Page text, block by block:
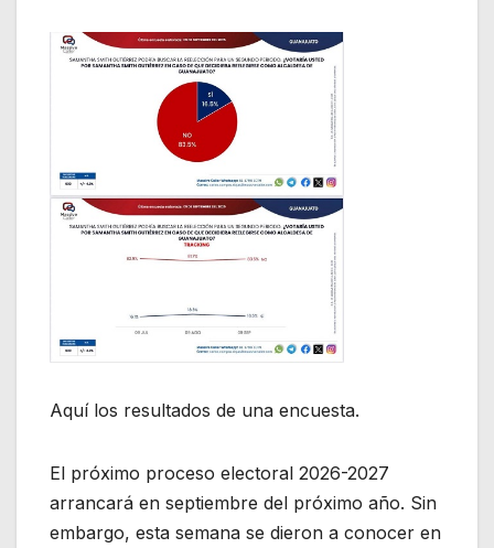
Aquí los resultados de una encuesta.
El próximo proceso electoral 2026-2027
arrancará en septiembre del próximo año. Sin
embargo, esta semana se dieron a conocer en